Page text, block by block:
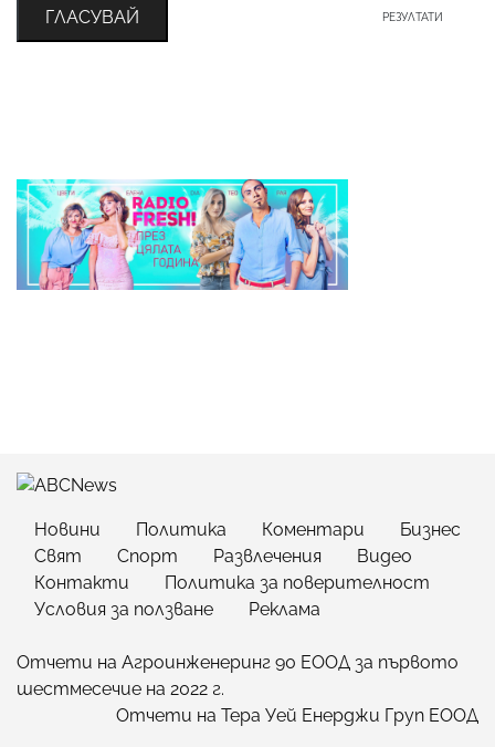
ГЛАСУВАЙ РЕЗУЛТАТИ
Новини Политика Коментари
Бизнес
Свят
Спорт Развлечения
Видео
Контакти
Политика за поверителност
Условия за ползване
Реклама
Отчети на Агроинженеринг 90 ЕООД за първото
шестмесечие на 2022 г.
Отчети на Тера Уей Енерджи Груп ЕООД